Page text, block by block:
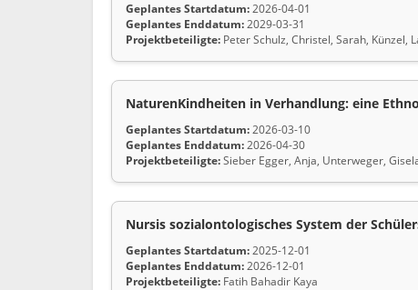
Geplantes Startdatum:2026-04-01
Geplantes Enddatum:2029-03-31
Projektbeteiligte: Peter Schulz, Christel, Sarah, Künzel,
NaturenKindheiten in Verhandlung: eine
Geplantes Startdatum:2026-03-10
Geplantes Enddatum:2026-04-30
Projektbeteiligte:Sieber Egger, Anja, Unterweger,
Nursis sozialontologisches System der
Geplantes Startdatum:2025-12-01
Geplantes Enddatum:2026-12-01
Projektbeteiligte: Fatih Bahadir Kaya